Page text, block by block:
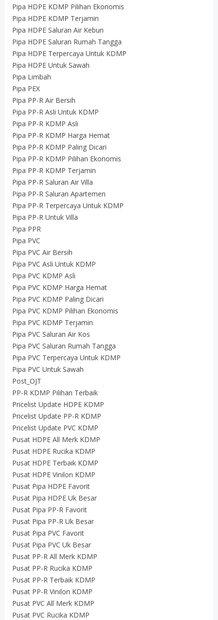
Pipa HDPE KDMP Pilihan Ekonomis
Pipa HDPE KDMP Terjamin
Pipa HDPE Saluran Air Kebun
Pipa HDPE Saluran Rumah Tangga
Pipa HDPE Terpercaya Untuk KDMP
Pipa HDPE Untuk Sawah
Pipa Limbah
Pipa PEX
Pipa PP-R Air Bersih
Pipa PP-R Asli Untuk KDMP
Pipa PP-R KDMP Asli
Pipa PP-R KDMP Harga Hemat
Pipa PP-R KDMP Paling Dicari
Pipa PP-R KDMP Pilihan Ekonomis
Pipa PP-R KDMP Terjamin
Pipa PP-R Saluran Air Villa
Pipa PP-R Saluran Apartemen
Pipa PP-R Terpercaya Untuk KDMP
Pipa PP-R Untuk Villa
Pipa PPR
Pipa PVC
Pipa PVC Air Bersih
Pipa PVC Asli Untuk KDMP
Pipa PVC KDMP Asli
Pipa PVC KDMP Harga Hemat
Pipa PVC KDMP Paling Dicari
Pipa PVC KDMP Pilihan Ekonomis
Pipa PVC KDMP Terjamin
Pipa PVC Saluran Air Kos
Pipa PVC Saluran Rumah Tangga
Pipa PVC Terpercaya Untuk KDMP
Pipa PVC Untuk Sawah
Post_OJT
PP-R KDMP Pilihan Terbaik
Pricelist Update HDPE KDMP
Pricelist Update PP-R KDMP
Pricelist Update PVC KDMP
Pusat HDPE All Merk KDMP
Pusat HDPE Rucika KDMP
Pusat HDPE Terbaik KDMP
Pusat HDPE Vinilon KDMP
Pusat Pipa HDPE Favorit
Pusat Pipa HDPE Uk Besar
Pusat Pipa PP-R Favorit
Pusat Pipa PP-R Uk Besar
Pusat Pipa PVC Favorit
Pusat Pipa PVC Uk Besar
Pusat PP-R All Merk KDMP
Pusat PP-R Rucika KDMP
Pusat PP-R Terbaik KDMP
Pusat PP-R Vinilon KDMP
Pusat PVC All Merk KDMP
Pusat PVC Rucika KDMP